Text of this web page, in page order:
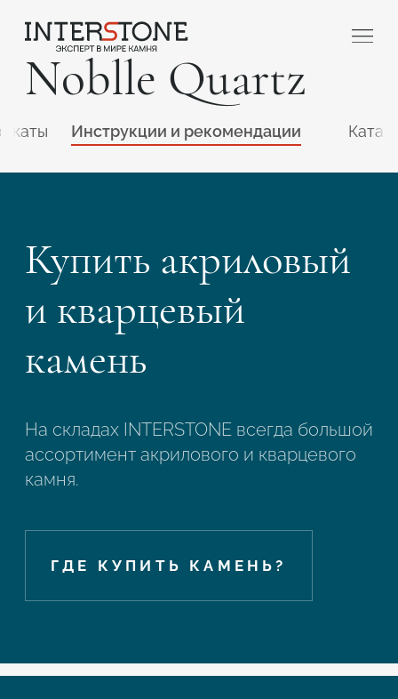
Noblle Quartz
Инструкции и рекомендации
Купить акриловый
и кварцевый
камень
На складах INTERSTONE всегда большой
ассортимент акрилового и кварцевого
камня.
ГДЕ КУПИТЬ КАМЕНЬ?
Ваша сфера деятельности
Обработчик Дизайнер